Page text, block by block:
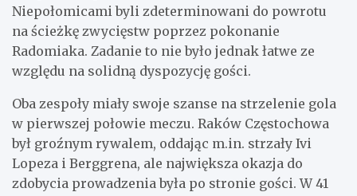
Niepołomicami byli zdeterminowani do powrotu
na ścieżkę zwycięstw poprzez pokonanie
Radomiaka. Zadanie to nie było jednak łatwe ze
względu na solidną dyspozycję gości.
Oba zespoły miały swoje szanse na strzelenie gola
w pierwszej połowie meczu. Raków Częstochowa
był groźnym rywalem, oddając m.in. strzały Ivi
Lopeza i Berggrena, ale największa okazja do
zdobycia prowadzenia była po stronie gości. W 41